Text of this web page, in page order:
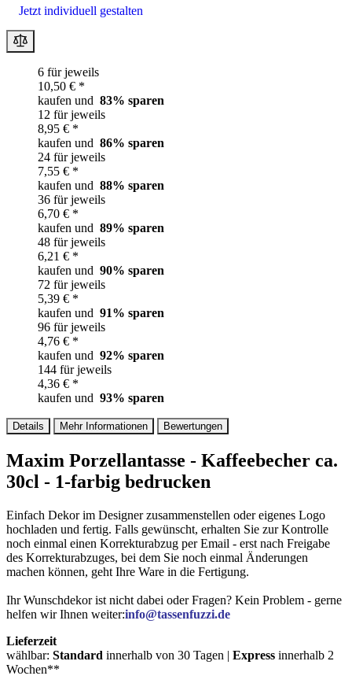
Jetzt individuell gestalten
6 für jeweils
10,50 € *
kaufen und 83% sparen
12 für jeweils
8,95 € *
kaufen und 86% sparen
24 für jeweils
7,55 € *
kaufen und 88% sparen
36 für jeweils
6,70 € *
kaufen und 89% sparen
48 für jeweils
6,21 € *
kaufen und 90% sparen
72 für jeweils
5,39 € *
kaufen und 91% sparen
96 für jeweils
4,76 € *
kaufen und 92% sparen
144 für jeweils
4,36 € *
kaufen und 93% sparen
Details Mehr Informationen Bewertungen
Maxim Porzellantasse - Kaffeebecher ca.
30cl - 1-farbig bedrucken
Einfach Dekor im Designer zusammenstellen oder eigenes Logo
hochladen und fertig. Falls gewünscht, erhalten Sie zur Kontrolle
noch einmal einen Korrekturabzug per Email - erst nach Freigabe
des Korrekturabzuges, bei dem Sie noch einmal Änderungen
machen können, geht Ihre Ware in die Fertigung.
Ihr Wunschdekor ist nicht dabei oder Fragen? Kein Problem - gerne
helfen wir Ihnen weiter:info@tassenfuzzi.de
Lieferzeit
wählbar: Standard innerhalb von 30 Tagen | Express innerhalb 2
Wochen**